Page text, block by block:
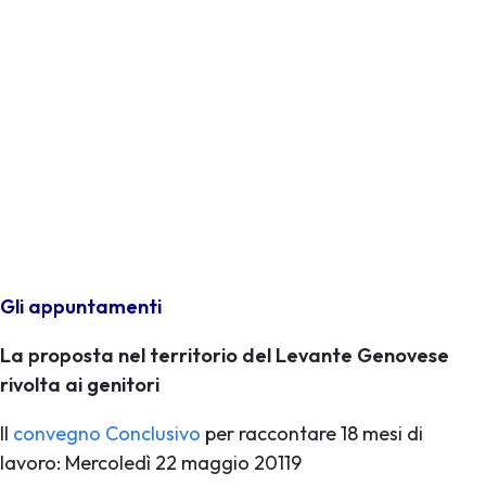
Gli appuntamenti
La proposta nel territorio del Levante Genovese
rivolta ai genitori
Il convegno Conclusivo per raccontare 18 mesi di
lavoro: Mercoledì 22 maggio 20119